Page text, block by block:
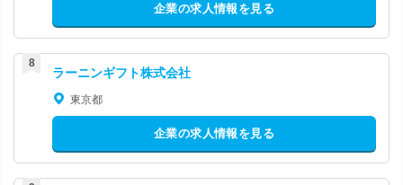
企業の求人情報を見る
ラーニンギフト株式会社
東京都
企業の求人情報を見る